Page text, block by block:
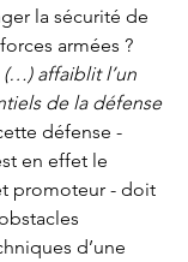
la sécurité de
armées ?
affaiblit l’un
de la défense
défense -
en effet le
promoteur - doit
d’une